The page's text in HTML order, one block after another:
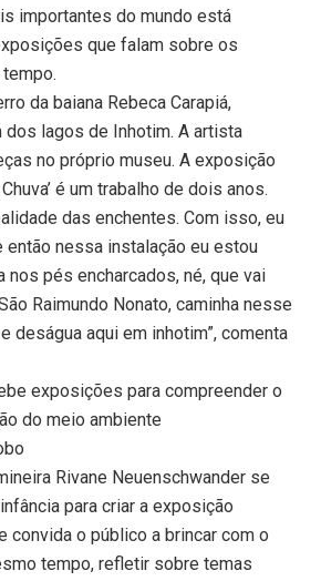
importantes do mundo está
que falam sobre os
da baiana Rebeca Carapiá,
lagos de Inhotim. A artista
no próprio museu. A exposição
é um trabalho de dois anos.
das enchentes. Com isso, eu
então nessa instalação eu estou
nos pés encharcados, né, que vai
Raimundo Nonato, caminha nesse
deságua aqui em inhotim”, comenta
exposições para compreender o
do meio ambiente
Rivane Neuenschwander se
para criar a exposição
convida o público a brincar com o
tempo, refletir sobre temas